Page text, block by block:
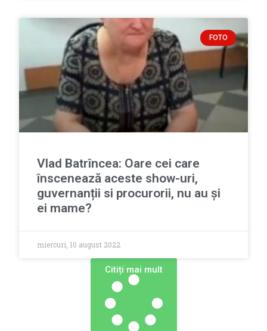
FOTO
Vlad Batrîncea: Oare cei care
înscenează aceste show-uri,
guvernanții si procurorii, nu au și
ei mame?
miercuri, 10 august 2022
Сitiți mai mult